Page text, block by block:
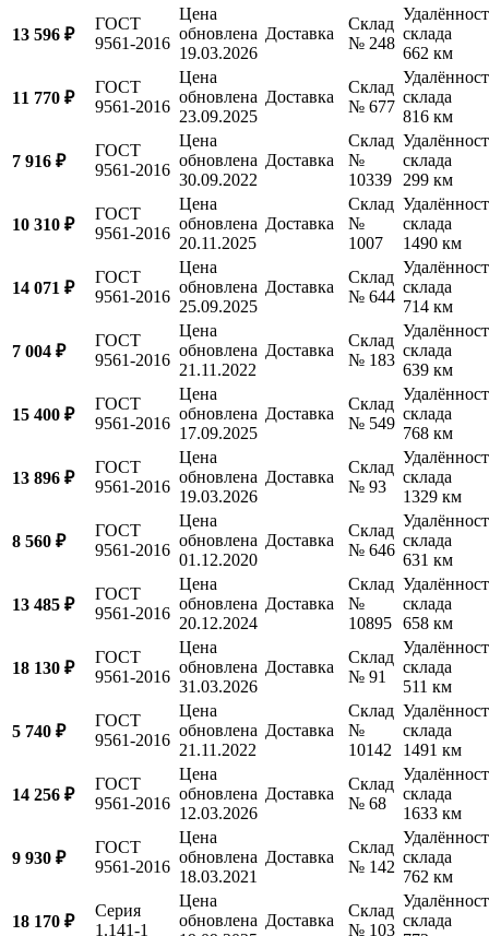
13 596 ₽
ГОСТ
9561-2016
Цена
обновлена
19.03.2026
Доставка
Склад
№ 248
склада
662 км
11 770 ₽
ГОСТ
9561-2016
Цена
обновлена
23.09.2025
Доставка
Склад
№ 677
склада
816 км
7 916 ₽
ГОСТ
9561-2016
Цена
обновлена
30.09.2022
Доставка
Склад
№
10339
склада
299 км
10 310 ₽
ГОСТ
9561-2016
Цена
обновлена
20.11.2025
Доставка
Склад
№
1007
склада
1490 км
14 071 ₽
ГОСТ
9561-2016
Цена
обновлена
25.09.2025
Доставка
Склад
№ 644
склада
714 км
7 004 ₽
ГОСТ
9561-2016
Цена
обновлена
21.11.2022
Доставка
Склад
№ 183
склада
639 км
15 400 ₽
ГОСТ
9561-2016
Цена
обновлена
17.09.2025
Доставка
Склад
№ 549
склада
768 км
13 896 ₽
ГОСТ
9561-2016
Цена
обновлена
19.03.2026
Доставка
Склад
№ 93
склада
1329 км
8 560 ₽
ГОСТ
9561-2016
Цена
обновлена
01.12.2020
Доставка
Склад
№ 646
склада
631 км
13 485 ₽
ГОСТ
9561-2016
Цена
обновлена
20.12.2024
Доставка
Склад
№
10895
склада
658 км
18 130 ₽
ГОСТ
9561-2016
Цена
обновлена
31.03.2026
Доставка
Склад
№ 91
склада
511 км
5 740 ₽
ГОСТ
9561-2016
Цена
обновлена
21.11.2022
Доставка
Склад
№
10142
склада
1491 км
14 256 ₽
ГОСТ
9561-2016
Цена
обновлена
12.03.2026
Доставка
Склад
№ 68
склада
1633 км
9 930 ₽
ГОСТ
9561-2016
Цена
обновлена
18.03.2021
Доставка
Склад
№ 142
склада
762 км
18 170 ₽
Серия
1.141-1
Цена
обновлена Доставка
Склад
№ 103
склада